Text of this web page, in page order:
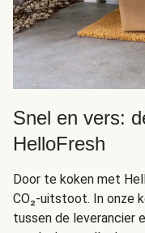
Snel en vers:
HelloFresh
Door te koken met
CO₂-uitstoot. In onze
tussen de leverancier